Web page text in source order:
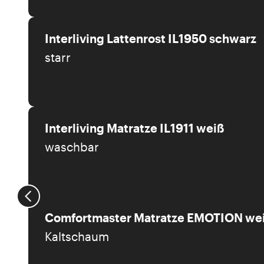
Interliving Lattenrost IL1950 schwarz
starr
Interliving Matratze IL1911 weiß
waschbar
Comfortmaster Matratze EMOTION
Kaltschaum